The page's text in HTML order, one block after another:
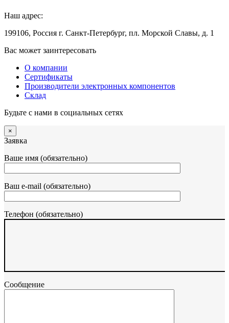
Наш адрес:
199106, Россия г. Санкт-Петербург, пл. Морской Славы, д. 1
Вас может заинтересовать
О компании
Сертификаты
Производители электронных компонентов
Склад
Будьте с нами в социальных сетях
×
Заявка
Ваше имя (обязательно)
Ваш e-mail (обязательно)
Телефон (обязательно)
Сообщение